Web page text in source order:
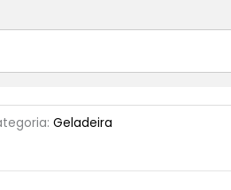
Geladeira